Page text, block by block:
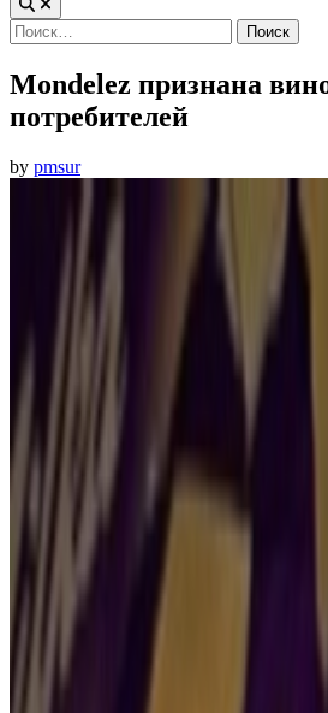
Найти:
Mondelez признана
потребителей
by pmsur